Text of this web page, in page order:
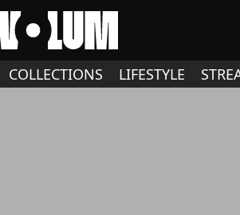
COLLECTIONS LIFESTYLE